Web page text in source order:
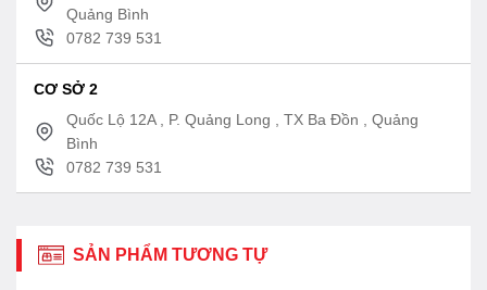
Quảng Bình
0782 739 531
CƠ SỞ 2
Quốc Lộ 12A , P. Quảng Long , TX Ba Đồn , Quảng
Bình
0782 739 531
SẢN PHẨM TƯƠNG TỰ